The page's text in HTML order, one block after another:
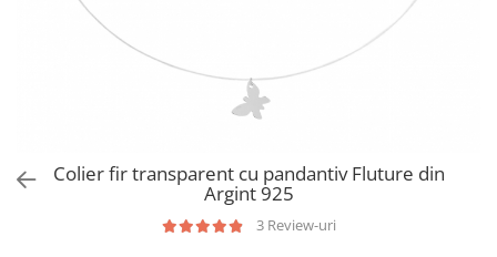
Coliere Transparente cu Cruce
Coliere Transparente cu Stea
Coliere Transparente cu Soare
Coliere Transparente cu Semilună
Coliere Transparente cu Initiale
Coliere Transparente cu Flori
Brățări din Argint cu pietre
semiprețioase
Brățări elastice cu pietre
Colier fir transparent cu pandantiv Fluture din
Argint 925
3 Review-uri